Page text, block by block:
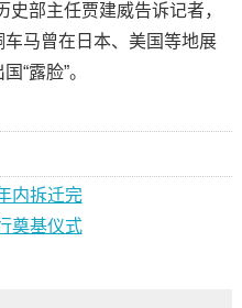
部主任贾建威告诉记者，
马曾在日本、美国等地展
“露脸”。
内拆迁完
奠基仪式